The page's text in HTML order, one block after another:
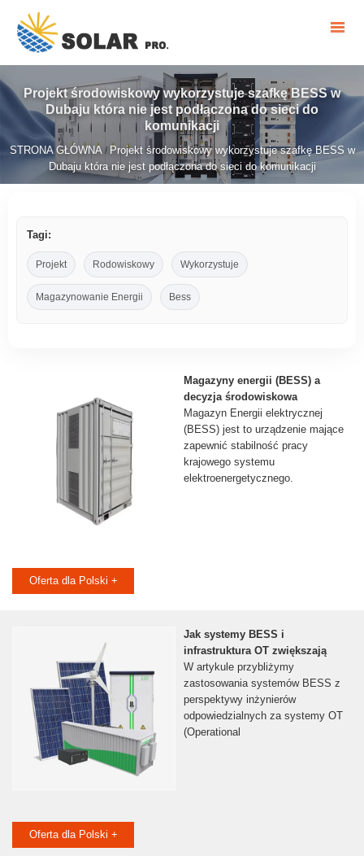
Projekt środowiskowy wykorzystuje szafkę BESS w
Dubaju która nie jest podłączona do sieci do
komunikacji
STRONA GŁÓWNA/ Projekt środowiskowy wykorzystuje szafkę BESS w
Dubaju która nie jest podłączona do sieci do komunikacji
Tagi:
Projekt Rodowiskowy Wykorzystuje
Magazynowanie Energii Bess
Magazyny energii (BESS) a
decyzja środowiskowa
Magazyn Energii elektrycznej
(BESS) jest to urządzenie mające
zapewnić stabilność pracy
krajowego systemu
elektroenergetycznego.
Oferta dla Polski +
Jak systemy BESS i
infrastruktura OT zwiększają
W artykule przybliżymy
zastosowania systemów BESS z
perspektywy inżynierów
odpowiedzialnych za systemy OT
(Operational
Oferta dla Polski +